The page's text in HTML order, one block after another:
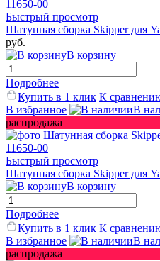
Быстрый просмотр
Шатунная сборка Skipper для
руб.
В корзину
Подробнее
Купить в 1 клик К
В избранное
В
распродажа
Быстрый просмотр
Шатунная сборка Skipper для
В корзину
Подробнее
Купить в 1 клик К
В избранное
В
распродажа